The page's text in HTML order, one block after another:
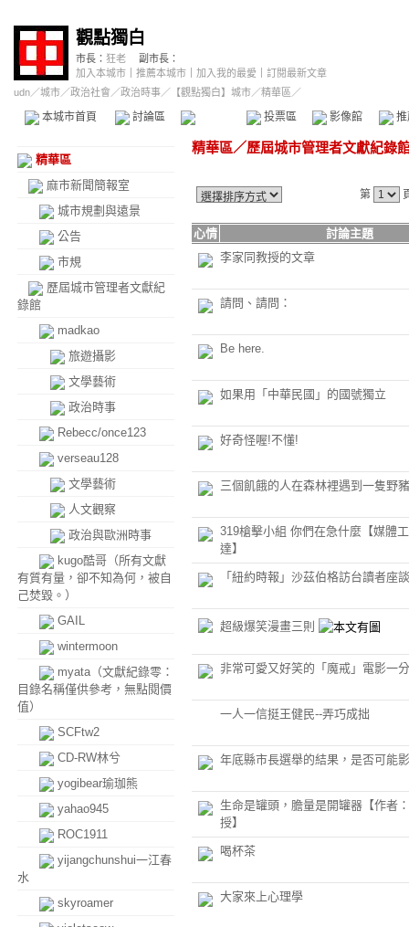
觀點獨白
市長： 狂老
副市長：
加入本城市
推薦本城市 加入我的最愛
訂閱最新文章
udn／城市／政治社會 ／政治時事／ 【觀點獨白】城市／精華區／
本城市首頁 討論區 精華區 投票區 影像館
精華區
麻市新聞簡報室
城市規劃與遠景
公告
市規
歷屆城市管理者文獻紀
錄館
madkao
旅遊攝影
文學藝術
政治時事
Rebecc/once123
verseau128
文學藝術
人文觀察
政治與歐洲時事
kugo酷哥（所有文獻
有質有量，卻不知為何，被自
己焚毀。）
GAIL
wintermoon
myata（文獻紀錄零：
目錄名稱僅供參考，無點閱價
值）
SCFtw2
CD-RW林兮
yogibear瑜珈熊
yahao945
ROC1911
yijangchunshui一江春
水
skyroamer
精華區／歷屆城市管理者文獻紀錄
第
心情
討論主題
李家同教授的文章
請問、請問：
Be here.
如果用「中華民國」的國號獨立
好奇怪喔!不懂!
三個飢餓的人在森林裡遇到一隻野
319槍擊小組 你們在急什麼【媒體
達】
「紐約時報」沙茲伯格訪台讀者座
超級爆笑漫畫三則
非常可愛又好笑的「魔戒」電影一
一人一信挺王健民--弄巧成拙
年底縣市長選舉的結果，是否可能
生命是罐頭，膽量是開罐器【作者
授】
喝杯茶
大家來上心理學